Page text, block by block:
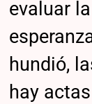
evaluar
hundió,
hay